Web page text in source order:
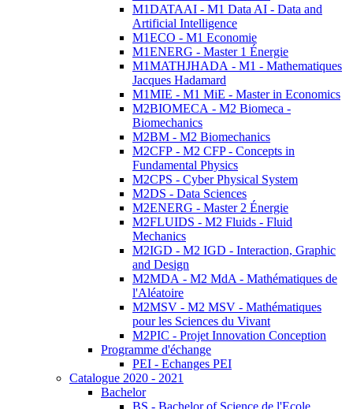
M1DATAAI - M1 Data AI - Data and
Artificial Intelligence
M1ECO - M1 Economie
M1ENERG - Master 1 Énergie
M1MATHJHADA - M1 - Mathematiques
Jacques Hadamard
M1MIE - M1 MiE - Master in Economics
M2BIOMECA - M2 Biomeca -
Biomechanics
M2BM - M2 Biomechanics
M2CFP - M2 CFP - Concepts in
Fundamental Physics
M2CPS - Cyber Physical System
M2DS - Data Sciences
M2ENERG - Master 2 Énergie
M2FLUIDS - M2 Fluids - Fluid
Mechanics
M2IGD - M2 IGD - Interaction, Graphic
and Design
M2MDA - M2 MdA - Mathématiques de
l'Aléatoire
M2MSV - M2 MSV - Mathématiques
pour les Sciences du Vivant
M2PIC - Projet Innovation Conception
Programme d'échange
PEI - Echanges PEI
Catalogue 2020 - 2021
Bachelor
BS - Bachelor of Science de l'Ecole